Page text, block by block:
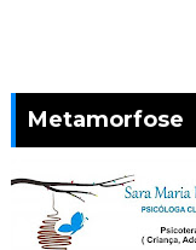
Metamorfose